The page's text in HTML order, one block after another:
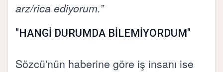
arz/rica ediyorum.”
"HANGİ DURUMDA BİLEMİYORDUM"
Sözcü'nün haberine göre iş insanı ise